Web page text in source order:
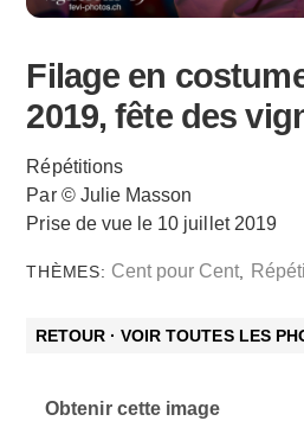
Filage en
2019, fête des
Répétitions
Par © Julie Masson
Prise de vue le 10 juillet 2019
THÈMES: Cent pour Cent,
RETOUR · VOIR TOUTES LES
Obtenir cette image